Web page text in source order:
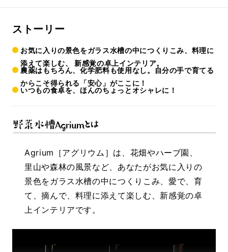
ストーリー
お気に入りの景色をガラス水槽の中につくりこみ、料理に
添えて楽しむ、 新感覚の卓上インテリア。
農薬はもちろん、化学肥料も使用なし。自分の手で育てる
からこそ得られる「安心」がここに！
いつもの食卓を、ほんのちょっとオシャレに！
Agrium［アグリウム］は、花畑やハーブ園、
里山や森林の風景など、あなたがお気に入りの
景色をガラス水槽の中につくりこみ、 愛で、育
て、摘んで、料理に添えて楽しむ 、新感覚の卓
上インテリアです。